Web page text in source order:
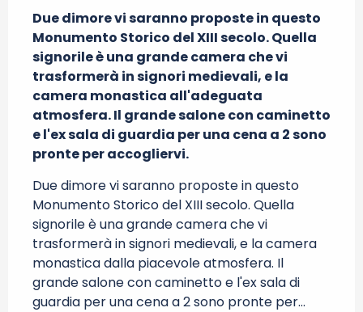
Due dimore vi saranno proposte in questo
Monumento Storico del XIII secolo. Quella
signorile è una grande camera che vi
trasformerà in signori medievali, e la
camera monastica all'adeguata
atmosfera. Il grande salone con caminetto
e l'ex sala di guardia per una cena a 2 sono
pronte per accogliervi.
Due dimore vi saranno proposte in questo
Monumento Storico del XIII secolo. Quella
signorile è una grande camera che vi
trasformerà in signori medievali, e la camera
monastica dalla piacevole atmosfera. Il
grande salone con caminetto e l'ex sala di
guardia per una cena a 2 sono pronte per...